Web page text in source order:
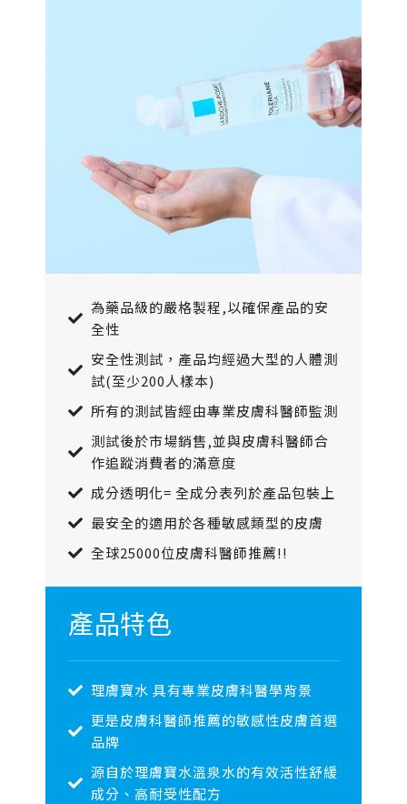
產品特色
理膚寶水 具有專業皮膚科醫學背景
更是皮膚科醫師推薦的敏感性皮膚首選
品牌
源自於理膚寶水溫泉水的有效活性舒緩
成分、高耐受性配方
為藥品級的嚴格製程,以確保產品的安
全性
安全性測試，產品均經過大型的人體測
試(至少200人樣本)
所有的測試皆經由專業皮膚科醫師監測
測試後於市場銷售,並與皮膚科醫師合
作追蹤消費者的滿意度
成分透明化= 全成分表列於產品包裝上
最安全的適用於各種敏感類型的皮膚
全球25000位皮膚科醫師推薦!!